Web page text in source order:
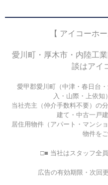
【 アイコーホ
愛川町・厚木市・内陸工
談はアイ
愛甲郡愛川町（中津・春日台
入・山際・上依
当社売主（仲介手数料不要）の
建て・中古一戸
居住用物件（アパート・マンシ
物件を
□■ 当社はスタッフ全
広告の有効期限・次回